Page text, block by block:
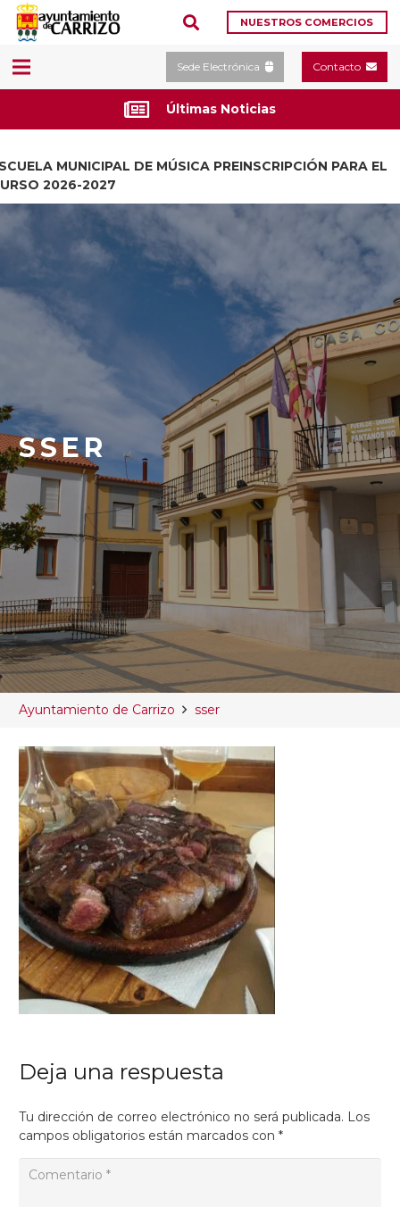
NUESTROS COMERCIOS
Sede Electrónica Contacto
Últimas Noticias
MUNICIPAL DE MÚSICA PREINSCRIPCIÓN PARA EL
2026-2027
SSER
Ayuntamiento de Carrizo sser
Deja una respuesta
Tu dirección de correo electrónico no será publicada. Los
campos obligatorios están marcados con *